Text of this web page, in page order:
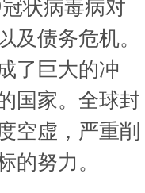
状病毒病对
及债务危机。
了巨大的冲
国家。全球封
空虚，严重削
的努力。